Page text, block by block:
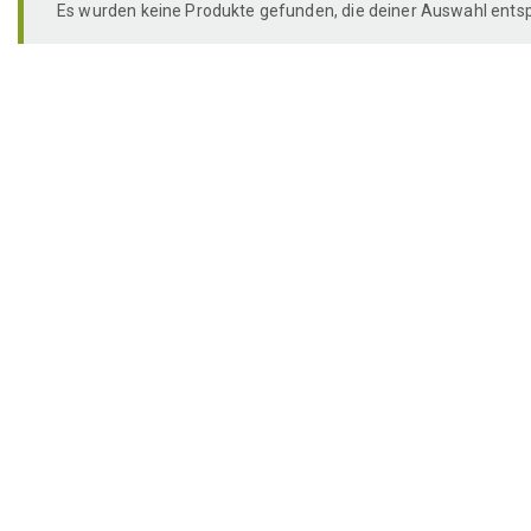
Es wurden keine Produkte gefunden, die deiner Auswahl